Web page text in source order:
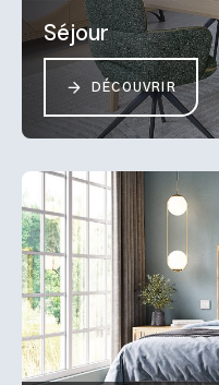
Séjour
DÉCOUVRIR